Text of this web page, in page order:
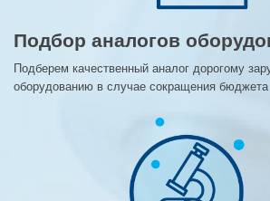
Подбор аналогов
Подберем качественный аналог дорогому
оборудованию в случае сокращения бюджета